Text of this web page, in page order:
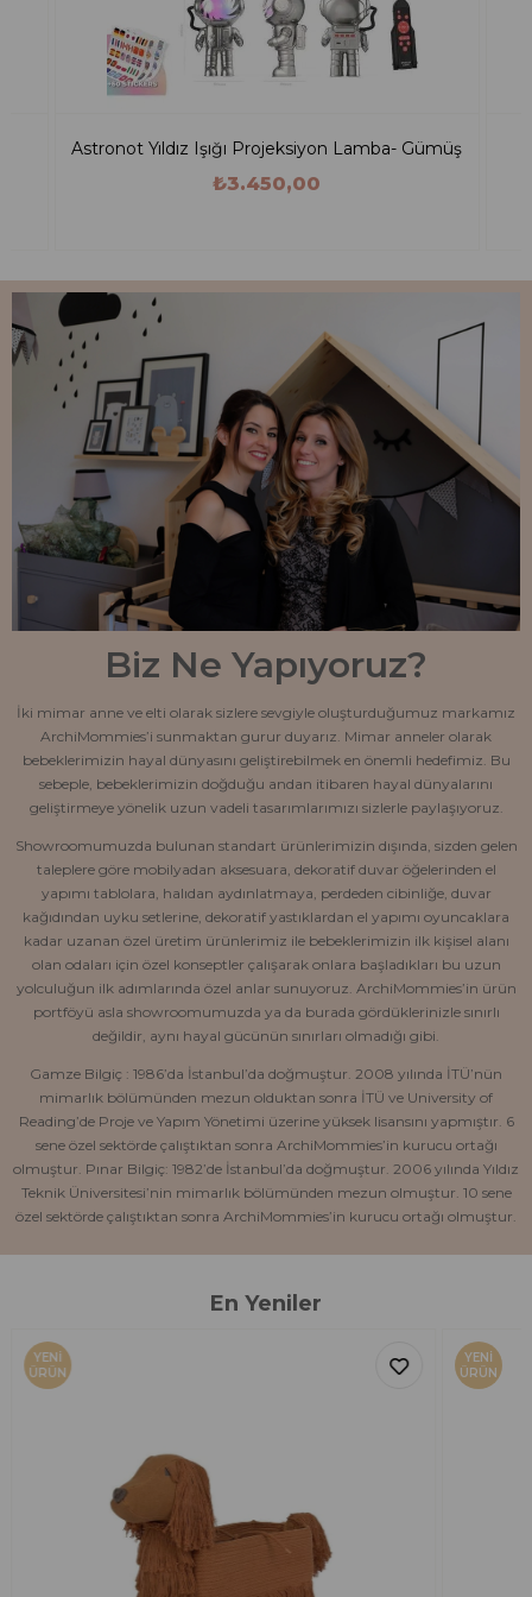
Astronot Yıldız Işığı Projeksiyon Lamba- Gümüş
₺3.450,00
Biz Ne Yapıyoruz?
İki mimar anne ve elti olarak sizlere sevgiyle oluşturduğumuz markamız
ArchiMommies’i sunmaktan gurur duyarız. Mimar anneler olarak
bebeklerimizin hayal dünyasını geliştirebilmek en önemli hedefimiz. Bu
sebeple, bebeklerimizin doğduğu andan itibaren hayal dünyalarını
geliştirmeye yönelik uzun vadeli tasarımlarımızı sizlerle paylaşıyoruz.
Showroomumuzda bulunan standart ürünlerimizin dışında, sizden gelen
taleplere göre mobilyadan aksesuara, dekoratif duvar öğelerinden el
yapımı tablolara, halıdan aydınlatmaya, perdeden cibinliğe, duvar
kağıdından uyku setlerine, dekoratif yastıklardan el yapımı oyuncaklara
kadar uzanan özel üretim ürünlerimiz ile bebeklerimizin ilk kişisel alanı
olan odaları için özel konseptler çalışarak onlara başladıkları bu uzun
yolculuğun ilk adımlarında özel anlar sunuyoruz. ArchiMommies’in ürün
portföyü asla showroomumuzda ya da burada gördüklerinizle sınırlı
değildir, aynı hayal gücünün sınırları olmadığı gibi.
Gamze Bilgiç : 1986’da İstanbul’da doğmuştur. 2008 yılında İTÜ’nün
mimarlık bölümünden mezun olduktan sonra İTÜ ve University of
Reading’de Proje ve Yapım Yönetimi üzerine yüksek lisansını yapmıştır. 6
sene özel sektörde çalıştıktan sonra ArchiMommies’in kurucu ortağı
olmuştur. Pınar Bilgiç: 1982’de İstanbul’da doğmuştur. 2006 yılında Yıldız
Teknik Üniversitesi’nin mimarlık bölümünden mezun olmuştur. 10 sene
özel sektörde çalıştıktan sonra ArchiMommies’in kurucu ortağı olmuştur.
En Yeniler